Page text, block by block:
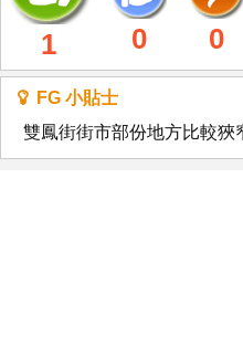
1 0 0
FG 小貼士
雙鳳街街市部份地方比較狹